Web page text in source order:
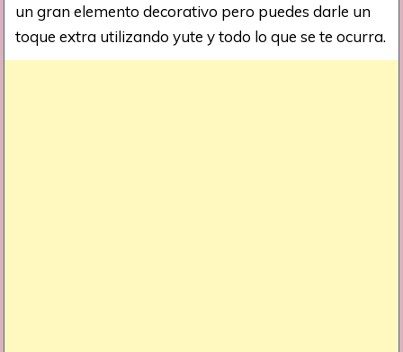
un gran elemento decorativo pero puedes darle un
toque extra utilizando yute y todo lo que se te ocurra.